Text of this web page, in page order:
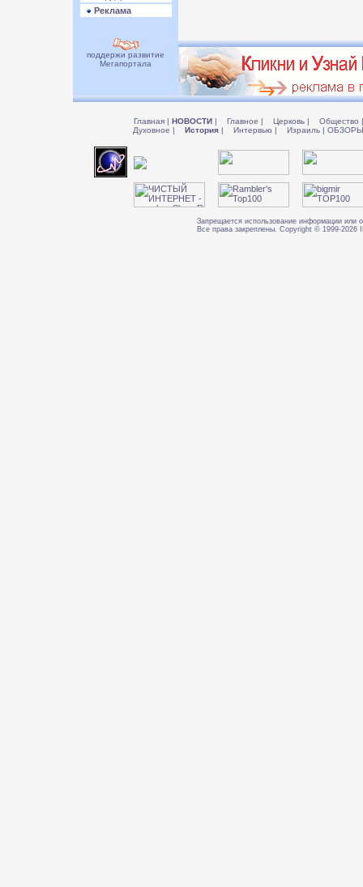
Реклама
поддержи развитие
Мегапортала
Главная | НОВОСТИ | Главное | Церковь | Общество |
Духовное | История | Интервью | Израиль |
Запрещается использование информации или
Все права закреплены. Copyright © 1999-